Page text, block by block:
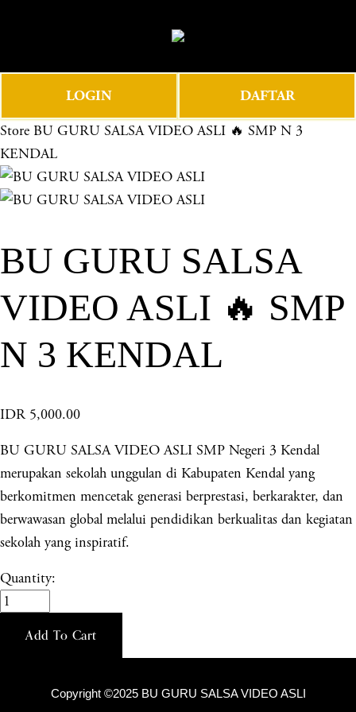
e
e
n
u
LOGIN DAFTAR
Store BU GURU SALSA VIDEO ASLI 🔥 SMP N 3
KENDAL
BU GURU SALSA
VIDEO ASLI 🔥 SMP
N 3 KENDAL
IDR 5,000.00
BU GURU SALSA VIDEO ASLI SMP Negeri 3 Kendal
merupakan sekolah unggulan di Kabupaten Kendal yang
berkomitmen mencetak generasi berprestasi, berkarakter, dan
berwawasan global melalui pendidikan berkualitas dan kegiatan
sekolah yang inspiratif.
Quantity:
Add To Cart
Copyright ©2025 BU GURU SALSA VIDEO ASLI